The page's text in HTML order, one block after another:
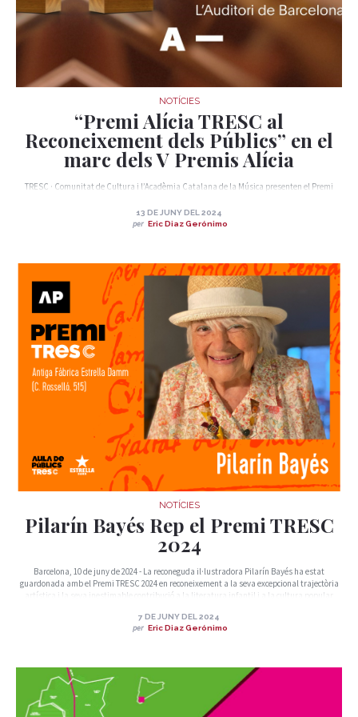
NOTÍCIES
“Premi Alícia TRESC al
Reconeixement dels Públics” en el
marc dels V Premis Alícia
TRESC · Comunitat de Cultura i l’Acadèmia Catalana de la Música presenten el Premi
celebració de la cinquena edició dels Premis Alícia 2024.
13 DE JUNY DEL 2024
per Eric Diaz Gerónimo
NOTÍCIES
Pilarín Bayés Rep el Premi TRESC
2024
Barcelona, 10 de juny de 2024 - La reconeguda il·lustradora Pilarín Bayés ha estat
guardonada amb el Premi TRESC 2024 en reconeixement a la seva excepcional trajectòria
artística i la seva inestimable contribució a la literatura infantil i a la cultura popular
Barcelona.
7 DE JUNY DEL 2024
per Eric Diaz Gerónimo